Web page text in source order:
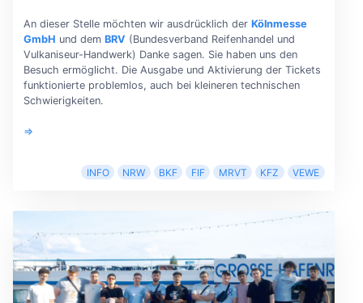
An dieser Stelle möchten wir ausdrücklich der Kölnmesse
GmbH und dem BRV (Bundesverband Reifenhandel und
Vulkaniseur-Handwerk) Danke sagen. Sie haben uns den
Besuch ermöglicht. Die Ausgabe und Aktivierung der Tickets
funktionierte problemlos, auch bei kleineren technischen
Schwierigkeiten.
⇒
INFO NRW BKF FIF MRVT KFZ VEWE